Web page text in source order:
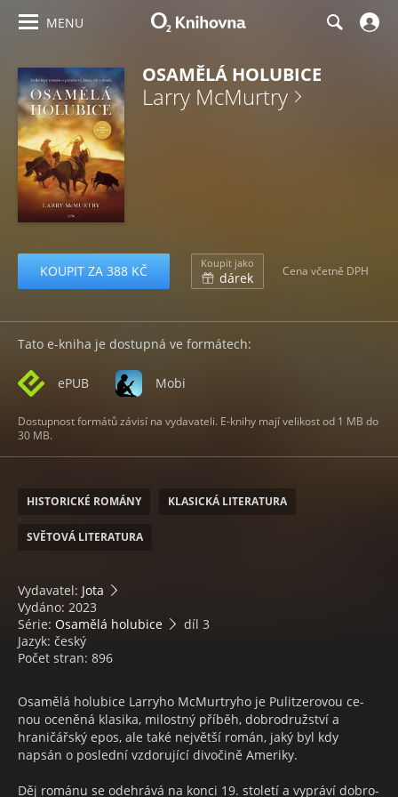
MENU
OSAMĚLÁ HOLUBICE
Larry McMurtry
KOUPIT ZA 388 KČ Koupit jako
dárek Cena včetně DPH
Tato e-kniha je dostupná ve formátech:
ePUB Mobi
Dostupnost formátů závisí na vydavateli. E-knihy mají velikost od 1 MB do
30 MB.
HISTORICKÉ ROMÁNY KLASICKÁ LITERATURA
SVĚTOVÁ LITERATURA
Vydavatel: Jota
Vydáno: 2023
Série: Osamělá holubice
díl 3
Jazyk: český
Počet stran: 896
Osamělá holubice Larryho Mc­Murtryho je Pulitzerovou ce­
nou oceněná klasika, milostný příběh, dobrodružství a
hraničářský epos, ale také největší román, jaký byl kdy
napsán o poslední vzdorující divočině Ameriky.
Děj románu se odehrává na konci 19. století a vypráví dobro­